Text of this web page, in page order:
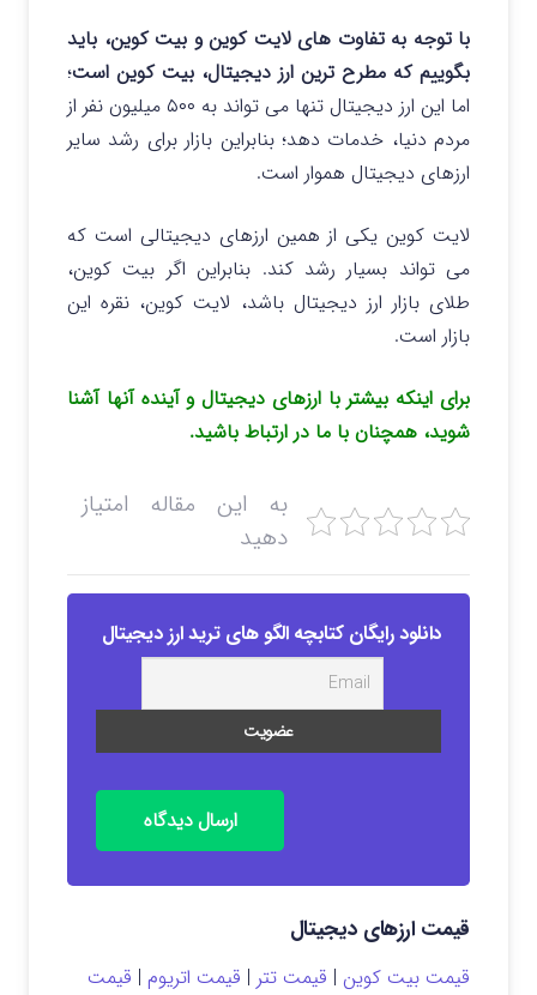
با توجه به تفاوت های لایت کوین و بیت کوین، باید
بگوییم که مطرح ترین ارز دیجیتال، بیت کوین است؛
اما این ارز دیجیتال تنها می تواند به ۵۰۰ میلیون نفر از
مردم دنیا، خدمات دهد؛ بنابراین بازار برای رشد سایر
ارزهای دیجیتال هموار است.
لایت کوین یکی از همین ارزهای دیجیتالی است که
می تواند بسیار رشد کند. بنابراین اگر بیت کوین،
طلای بازار ارز دیجیتال باشد، لایت کوین، نقره این
بازار است.
برای اینکه بیشتر با ارزهای دیجیتال و آینده آنها آشنا
شوید، همچنان با ما در ارتباط باشید.
به این مقاله امتیاز
دهید
دانلود رایگان کتابچه الگو های ترید ارز دیجیتال
ارسال دیدگاه
قیمت ارزهای دیجیتال
قیمت بیت کوین | قیمت تتر | قیمت اتریوم | قیمت